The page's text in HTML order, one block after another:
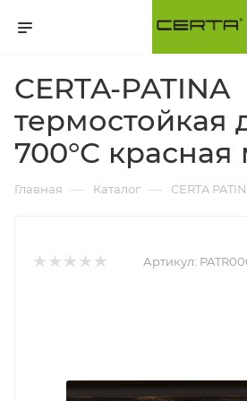
CERTA-PATINA
термостойкая
700°С красная
Главная — Каталог — CERTA
Артикул: